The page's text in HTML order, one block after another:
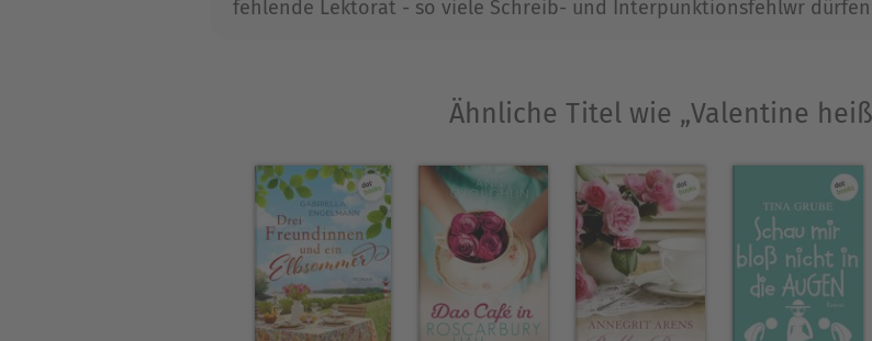
Barbara Noack veröffentlichte bei dotbooks ihre Romane
von Sommer und Oliven«, »Der Traum eines Sommers«, »Der
»Drei sind einer zuviel«, »So muss es wohl im Paradies gewesen
halten Sie vom Mondschein?«, »Die Lichter von Berlin« und
Ebenfalls bei dotbooks veröffentlichte Barbara Noack ihre
fehlende Lektorat - so viele Schreib- und Interpunktionsfehlwr
Ähnliche Titel wie „Valentine